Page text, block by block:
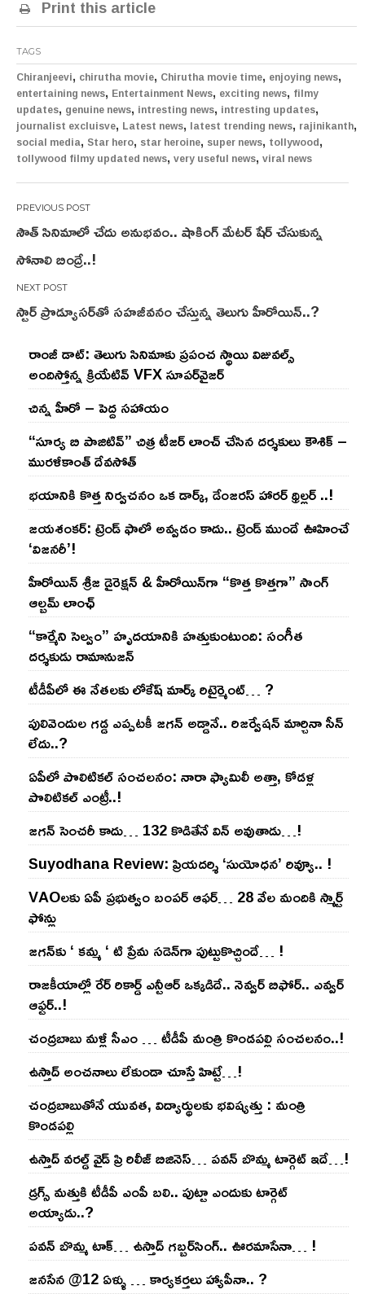
Print this article
TAGS
Chiranjeevi, chirutha movie, Chirutha movie time, enjoying news,
entertaining news, Entertainment News, exciting news, filmy
updates, genuine news, intresting news, intresting updates,
journalist excluisve, Latest news, latest trending news, rajinikanth,
social media, Star hero, star heroine, super news, tollywood,
tollywood filmy updated news, very useful news, viral news
Post
navigation
సౌత్ సినిమాలో చేదు అనుభవం.. షాకింగ్ మేటర్ షేర్ చేసుకున్న
సోనాలి బింద్రే..!
స్టార్ ప్రొడ్యూసర్‌తో సహజీవనం చేస్తున్న తెలుగు హీరోయిన్..?
రాంజీ డాట్: తెలుగు సినిమాకు ప్రపంచ స్థాయి విజువల్స్
అందిస్తోన్న క్రియేటివ్ VFX సూపర్‌వైజర్
చిన్న హీరో – పెద్ద సహాయం
“సూర్య బి పాజిటివ్” చిత్ర టీజర్ లాంచ్ చేసిన‌ దర్శకులు కౌశిక్ –
మురళీకాంత్ దేవసోత్
భయానికి కొత్త నిర్వచనం ఒక డార్క్, డేంజరస్ హారర్ థ్రిల్లర్ ..!
జయశంకర్: ట్రెండ్‌ ఫాలో అవ్వడం కాదు.. ట్రెండ్‌ ముందే ఊహించే
‘విజనరీ’!
హీరోయిన్ శ్రీజ డైరెక్ష‌న్ & హీరోయిన్‌గా “కొత్త కొత్తగా” సాంగ్
ఆల్బమ్ లాంఛ్
“కార్మేని సెల్వం” హృదయానికి హత్తుకుంటుంది: సంగీత
దర్శకుడు రామానుజన్
టీడీపీలో ఈ నేత‌ల‌కు లోకేష్ మార్క్ రిటైర్మెంట్‌… ?
పులివెందుల గ‌డ్డ ఎప్ప‌ట‌కీ జ‌గ‌న్ అడ్డానే.. రిజ‌ర్వేష‌న్ మార్చినా సీన్
లేదు..?
ఏపీలో పొలిటిక‌ల్ సంచ‌ల‌నం: నారా ఫ్యామిలీ అత్తా, కోడ‌ళ్ల
పొలిటికల్ ఎంట్రీ..!
జ‌గ‌న్ సెంచ‌రీ కాదు… 132 కొడితేనే విన్ అవుతాడు…!
Suyodhana Review: ప్రియదర్శి ‘సుయోధన’ రివ్యూ.. !
VAOల‌కు ఏపీ ప్ర‌భుత్వం బంప‌ర్ ఆఫ‌ర్‌… 28 వేల మందికి స్మార్ట్
ఫోన్లు
జ‌గ‌న్‌కు ‘ క‌మ్మ ‘ టి ప్రేమ స‌డెన్‌గా పుట్టుకొచ్చిందే… !
రాజ‌కీయాల్లో రేర్ రికార్డ్ ఎన్టీఆర్ ఒక్క‌డిదే.. నెవ్వ‌ర్ బిఫోర్‌.. ఎవ్వ‌ర్
ఆఫ్ట‌ర్‌..!
చంద్ర‌బాబు మ‌ళ్లీ సీఎం … టీడీపీ మంత్రి కొండ‌ప‌ల్లి సంచ‌ల‌నం..!
ఉస్తాద్ అంచ‌నాలు లేకుండా చూస్తే హిట్టే…!
చంద్ర‌బాబుతోనే యువ‌త‌, విద్యార్థుల‌కు భ‌విష్య‌త్తు : మంత్రి
కొండ‌ప‌ల్లి
ఉస్తాద్ వ‌ర‌ల్డ్ వైడ్ ప్రి రిలీజ్ బిజినెస్‌… ప‌వ‌న్ బొమ్మ టార్గెట్ ఇదే…!
డ్రగ్స్ మత్తుకి టీడీపీ ఎంపీ బలి.. పుట్టా ఎందుకు టార్గెట్
అయ్యాడు..?
ప‌వ‌న్ బొమ్మ టాక్‌… ఉస్తాద్ గ‌బ్బ‌ర్‌సింగ్‌.. ఊర‌మాసేనా… !
జనసేన @12 ఏళ్ళు … కార్యకర్తలు హ్యాపీనా.. ?